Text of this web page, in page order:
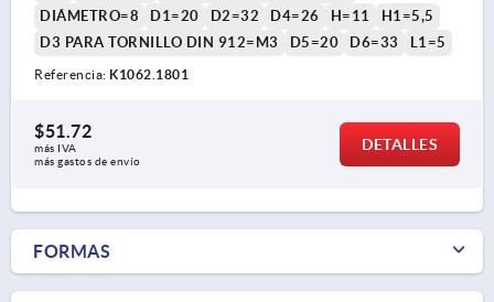
DIÁMETRO=8
D1=20 D2=32 D4=26 H=11
H1=5,5
D3 PARA TORNILLO DIN 912=M3
D5=20 D6=33 L1=5
Referencia: K1062.1801
$51.72
más IVA
más gastos de envío
DETALLES
FORMAS